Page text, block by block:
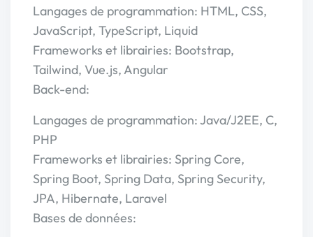
Langages de programmation: HTML, CSS,
JavaScript, TypeScript, Liquid
Frameworks et librairies: Bootstrap,
Tailwind, Vue.js, Angular
Back-end:
Langages de programmation: Java/J2EE, C,
PHP
Frameworks et librairies: Spring Core,
Spring Boot, Spring Data, Spring Security,
JPA, Hibernate, Laravel
Bases de données: